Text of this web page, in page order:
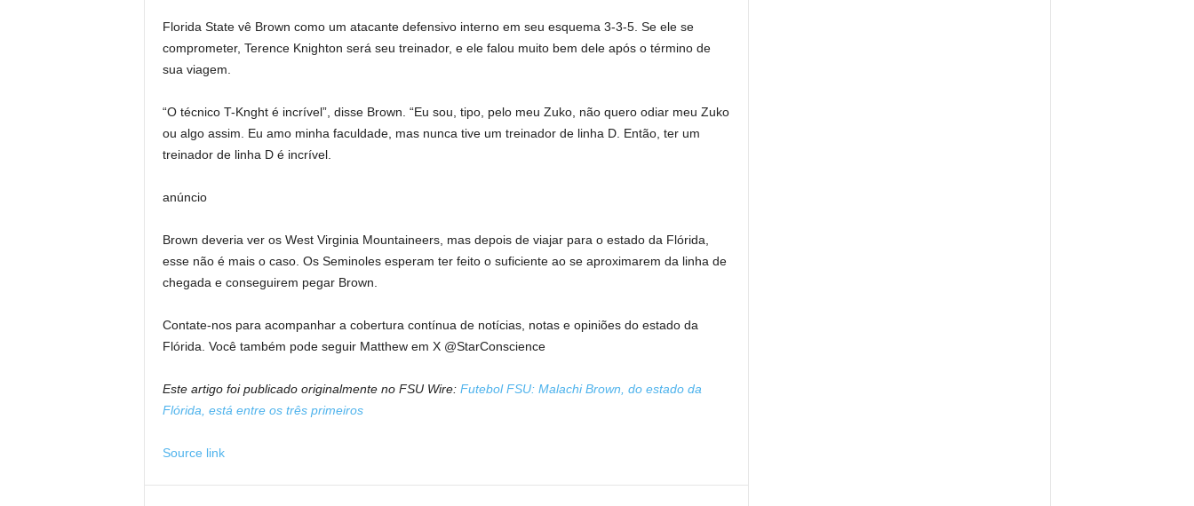
Florida State vê Brown como um atacante defensivo interno em seu esquema 3-3-5. Se ele se
comprometer, Terence Knighton será seu treinador, e ele falou muito bem dele após o término de
sua viagem.
“O técnico T-Knght é incrível”, disse Brown. “Eu sou, tipo, pelo meu Zuko, não quero odiar meu Zuko
ou algo assim. Eu amo minha faculdade, mas nunca tive um treinador de linha D. Então, ter um
treinador de linha D é incrível.
anúncio
Brown deveria ver os West Virginia Mountaineers, mas depois de viajar para o estado da Flórida,
esse não é mais o caso. Os Seminoles esperam ter feito o suficiente ao se aproximarem da linha de
chegada e conseguirem pegar Brown.
Contate-nos para acompanhar a cobertura contínua de notícias, notas e opiniões do estado da
Flórida. Você também pode seguir Matthew em X @StarConscience
Este artigo foi publicado originalmente no FSU Wire: Futebol FSU: Malachi Brown, do estado da
Flórida, está entre os três primeiros
Source link